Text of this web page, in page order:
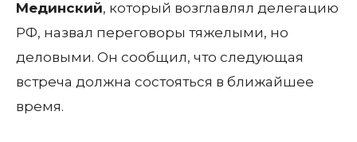
Мединский, который возглавлял делегацию
РФ, назвал переговоры тяжелыми, но
деловыми. Он сообщил, что следующая
встреча должна состояться в ближайшее
время.